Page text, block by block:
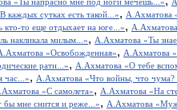
каждых сутках есть такой...», А.Ахматова
кто-то еще отдыхает на юге...»,
накликала милым...», А.Ахматова «Ты
«Освобожденная», А.Ахматова
рати...», А.Ахматова «О тебе
час...», А.Ахматова «Что войны, что чума?
«С самолета», А.Ахматова «На
мне снится и реже...», А.Ахматова